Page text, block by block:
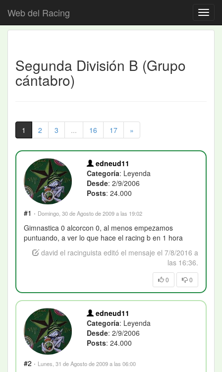
Web del Racing
Segunda División B (Grupo
cántabro)
1 2 3 ... 16 17 »
edneud11
Categoría: Leyenda
Desde: 2/9/2006
Posts: 24.000
#1 · Domingo, 30 de Agosto de 2009 a las 19:02
Gimnastica 0 alcorcon 0, al menos empezamos
puntuando, a ver lo que hace el racing b en 1 hora
david el racinguista editó el mensaje el 7/8/2016 a
las 16:36.
0 0
edneud11
Categoría: Leyenda
Desde: 2/9/2006
Posts: 24.000
#2 · Lunes, 31 de Agosto de 2009 a las 06:00